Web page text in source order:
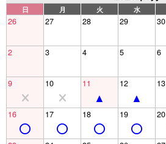
日 月 火 水
26 27 28 29 30
2 3 4 5 6
9 10 11 12 13
16 17 18 19 20